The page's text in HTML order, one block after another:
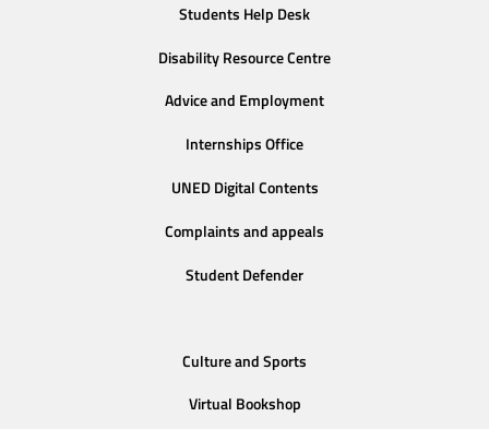
Students Help Desk
Disability Resource Centre
Advice and Employment
Internships Office
UNED Digital Contents
Complaints and appeals
Student Defender
Culture and Sports
Virtual Bookshop